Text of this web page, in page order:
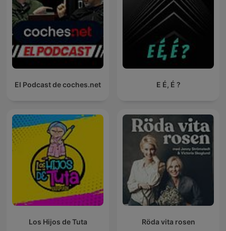
El Podcast de coches.net E É, É ?
Los Hijos de Tuta Röda vita rosen